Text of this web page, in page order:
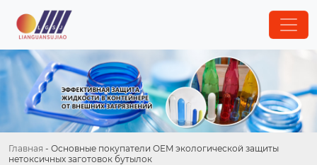
Главная - Основные покупатели OEM экологической защиты
нетоксичных заготовок бутылок